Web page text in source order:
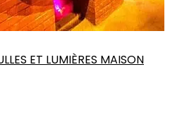
ET LUMIÈRES MAISON